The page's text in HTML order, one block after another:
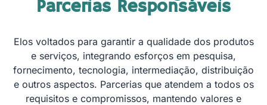
Parcerias Responsáveis
Elos voltados para garantir a qualidade dos produtos
e serviços, integrando esforços em pesquisa,
fornecimento, tecnologia, intermediação, distribuição
e outros aspectos. Parcerias que atendem a todos os
requisitos e compromissos, mantendo valores e